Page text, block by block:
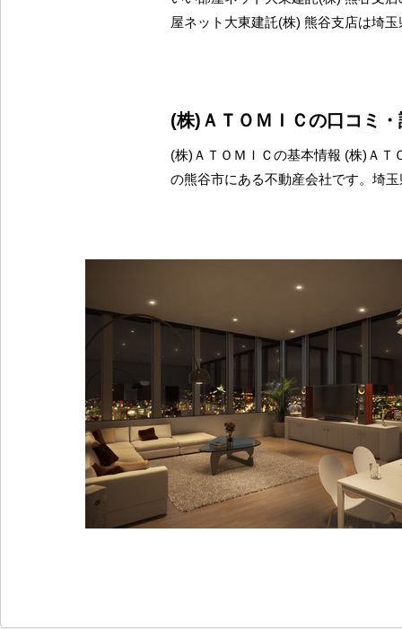
屋ネット大東建託(株) 熊谷支店は埼玉
(株)ＡＴＯＭＩＣの口コミ
(株)ＡＴＯＭＩＣの基本情報 (株)ＡＴ
の熊谷市にある不動産会社です。埼